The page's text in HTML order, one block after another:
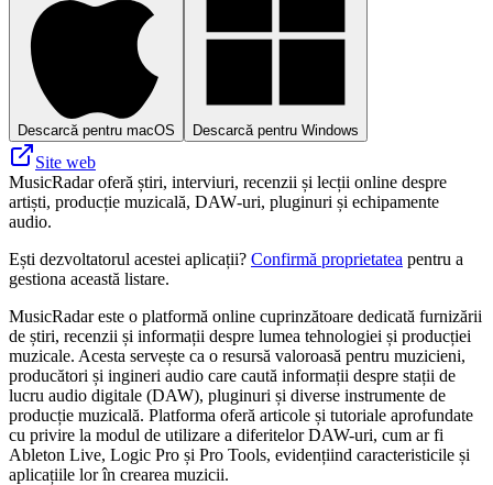
Descarcă pentru macOS Descarcă pentru Windows
Site web
MusicRadar oferă știri, interviuri, recenzii și lecții online despre
artiști, producție muzicală, DAW‑uri, pluginuri și echipamente
audio.
Ești dezvoltatorul acestei aplicații? Confirmă proprietatea pentru a
gestiona această listare.
MusicRadar este o platformă online cuprinzătoare dedicată furnizării
de știri, recenzii și informații despre lumea tehnologiei și producției
muzicale. Acesta servește ca o resursă valoroasă pentru muzicieni,
producători și ingineri audio care caută informații despre stații de
lucru audio digitale (DAW), pluginuri și diverse instrumente de
producție muzicală. Platforma oferă articole și tutoriale aprofundate
cu privire la modul de utilizare a diferitelor DAW-uri, cum ar fi
Ableton Live, Logic Pro și Pro Tools, evidențiind caracteristicile și
aplicațiile lor în crearea muzicii.